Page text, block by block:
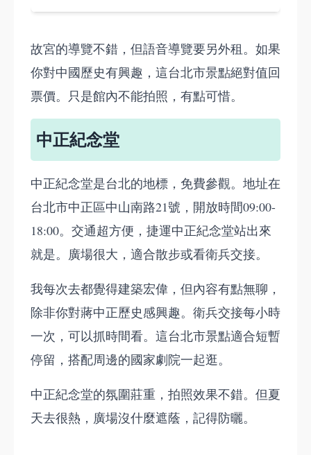
故宮的導覽不錯，但語音導覽要另外租。如果
你對中國歷史有興趣，這台北市景點絕對值回
票價。只是館內不能拍照，有點可惜。
中正紀念堂
中正紀念堂是台北的地標，免費參觀。地址在
台北市中正區中山南路21號，開放時間09:00-
18:00。交通超方便，捷運中正紀念堂站出來
就是。廣場很大，適合散步或看衛兵交接。
我每次去都覺得建築宏偉，但內容有點無聊，
除非你對蔣中正歷史感興趣。衛兵交接每小時
一次，可以抓時間看。這台北市景點適合短暫
停留，搭配周邊的國家劇院一起逛。
中正紀念堂的氛圍莊重，拍照效果不錯。但夏
天去很熱，廣場沒什麼遮蔭，記得防曬。